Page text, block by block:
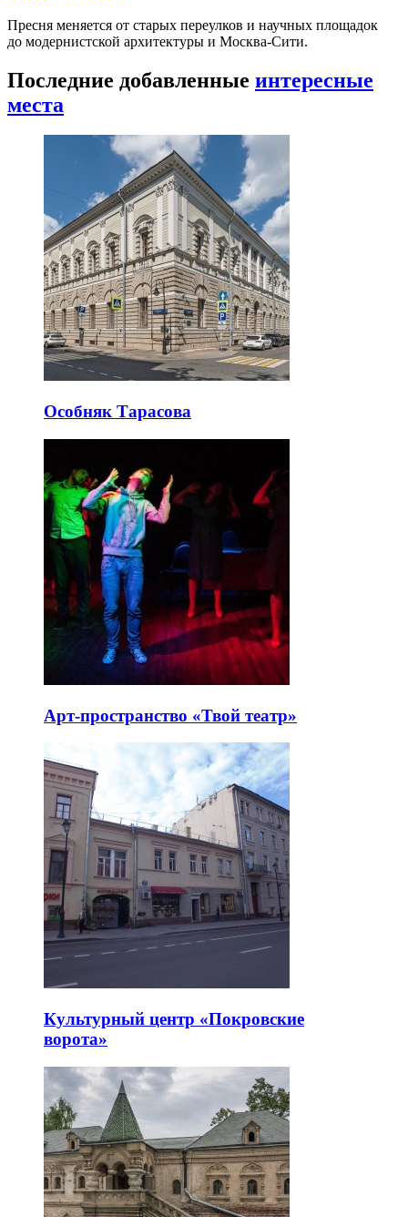
Пресня меняется от старых переулков и научных площадок
до модернистской архитектуры и Москва-Сити.
Последние добавленные интересные
места
Особняк Тарасова
Арт-пространство «Твой театр»
Культурный центр «Покровские
ворота»